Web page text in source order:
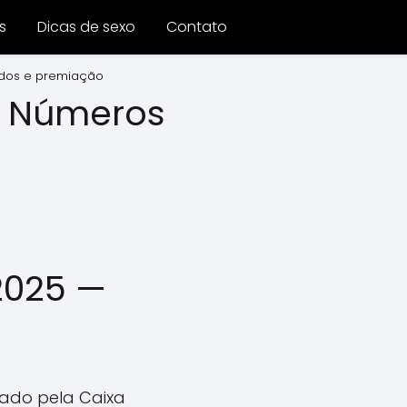
Dicas de sexo Contato
e premiação
—
pela Caixa